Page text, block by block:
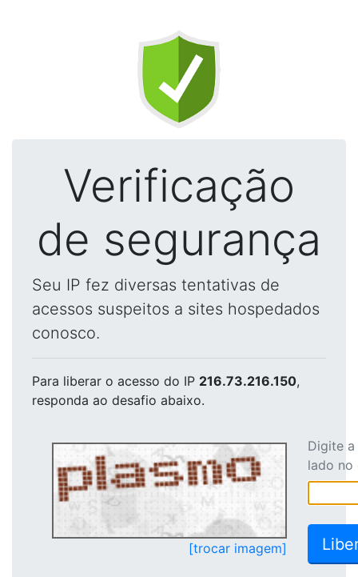
Verificação
de segurança
Seu IP fez diversas tentativas de
acessos suspeitos a sites hospedados
conosco.
Para liberar o acesso do IP 216.73.216.150,
responda ao desafio abaixo.
[trocar imagem]
Digite
lado no